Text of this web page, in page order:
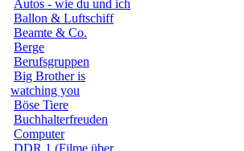
Autos - wie du und ich
Ballon & Luftschiff
Beamte & Co.
Berge
Berufsgruppen
Big Brother is
watching you
Böse Tiere
Buchhalterfreuden
Computer
DDR 1 (Filme über